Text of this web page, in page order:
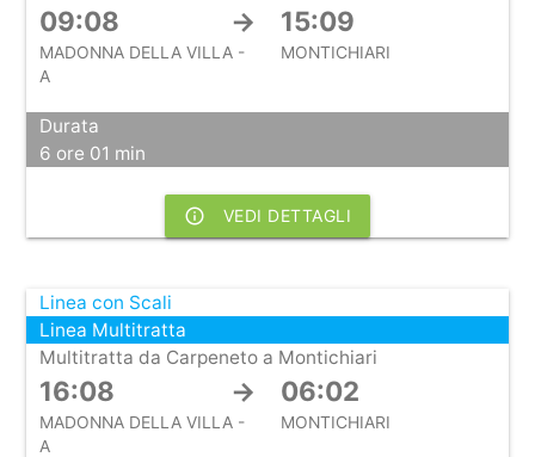
09:08 → 15:09
MADONNA DELLA VILLA -
A
MONTICHIARI
Durata
6 ore 01 min
info_outline VEDI DETTAGLI
Linea con Scali
Linea Multitratta
Multitratta da Carpeneto a Montichiari
16:08 → 06:02
MADONNA DELLA VILLA -
A
MONTICHIARI